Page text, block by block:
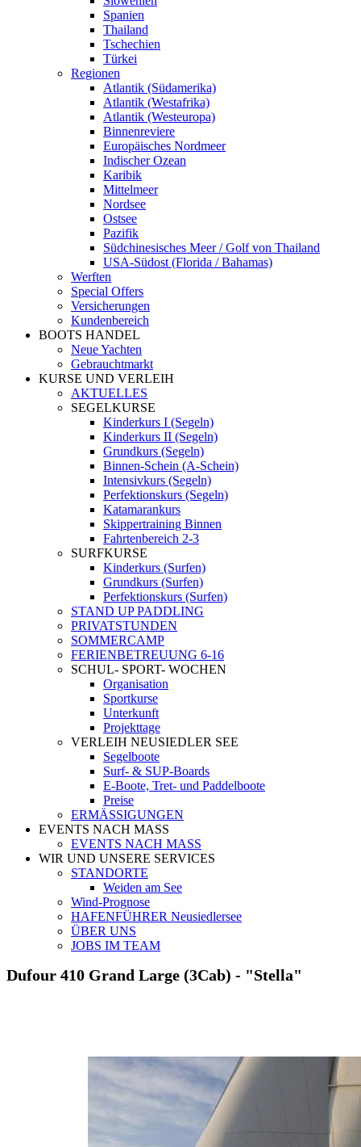
Spanien
Thailand
Tschechien
Türkei
Regionen
Atlantik (Südamerika)
Atlantik (Westafrika)
Atlantik (Westeuropa)
Binnenreviere
Europäisches Nordmeer
Indischer Ozean
Karibik
Mittelmeer
Nordsee
Ostsee
Pazifik
Südchinesisches Meer / Golf von Thailand
USA-Südost (Florida / Bahamas)
Werften
Special Offers
Versicherungen
Kundenbereich
BOOTS HANDEL
Neue Yachten
Gebrauchtmarkt
KURSE UND VERLEIH
AKTUELLES
SEGELKURSE
Kinderkurs I (Segeln)
Kinderkurs II (Segeln)
Grundkurs (Segeln)
Binnen-Schein (A-Schein)
Intensivkurs (Segeln)
Perfektionskurs (Segeln)
Katamarankurs
Skippertraining Binnen
Fahrtenbereich 2-3
SURFKURSE
Kinderkurs (Surfen)
Grundkurs (Surfen)
Perfektionskurs (Surfen)
STAND UP PADDLING
PRIVATSTUNDEN
SOMMERCAMP
FERIENBETREUUNG 6-16
SCHUL- SPORT- WOCHEN
Organisation
Sportkurse
Unterkunft
Projekttage
VERLEIH NEUSIEDLER SEE
Segelboote
Surf- & SUP-Boards
E-Boote, Tret- und Paddelboote
Preise
ERMÄSSIGUNGEN
EVENTS NACH MASS
EVENTS NACH MASS
WIR UND UNSERE SERVICES
STANDORTE
Weiden am See
Wind-Prognose
HAFENFÜHRER Neusiedlersee
ÜBER UNS
JOBS IM TEAM
Dufour 410 Grand Large (3Cab) - "Stella"